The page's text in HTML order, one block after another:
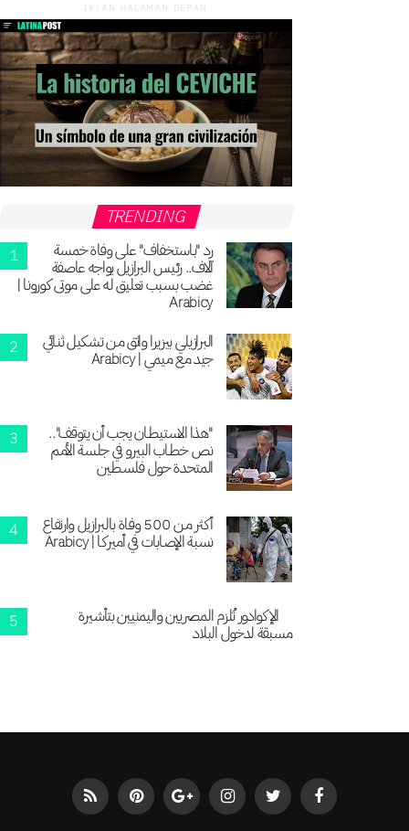
IKLAN HALAMAN DEPAN
TRENDING
رد "باستخفاف" على وفاة خمسة
آلاف.. رئيس البرازيل يواجه عاصفة
غضب بسبب تعليق له على موتى كورونا |
Arabicy
البرازيلي بيزيرا واثق من تشكيل ثنائي
جيد مع ميمي | Arabicy
"هذا الاستيطان يجب أن يتوقف"..
نص خطاب البيرو في جلسة الأمم
المتحدة حول فلسطين
أكثر من 500 وفاة بالبرازيل وارتفاع
نسبة الإصابات في أميركا | Arabicy
الإكوادور تُلزم المصريين واليمنيين بتأشيرة
مسبقة لدخول البلاد